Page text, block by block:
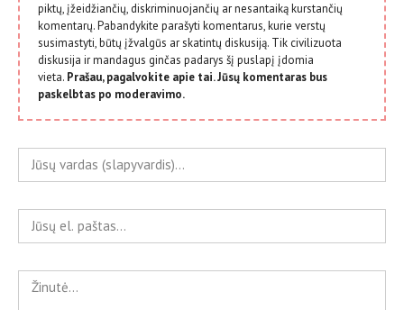
piktų, įžeidžiančių, diskriminuojančių ar nesantaiką kurstančių
komentarų. Pabandykite parašyti komentarus, kurie verstų
susimastyti, būtų įžvalgūs ar skatintų diskusiją. Tik civilizuota
diskusija ir mandagus ginčas padarys šį puslapį įdomia
vieta. Prašau, pagalvokite apie tai. Jūsų komentaras bus
paskelbtas po moderavimo.